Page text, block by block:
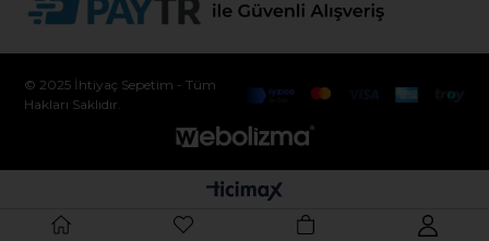
© 2025 İhtiyaç Sepetim - Tüm
Hakları Saklıdır.